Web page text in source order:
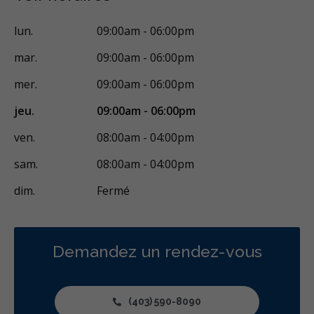
Urgence - Fins de semaine
Greffe osseuse
Implants dentaires
Extractions de dents et de dents de sagesse
Élévations sinusales
Invisalign
Voies respiratoires
Prévention des maladies des gencives
Traitement des maladies des gencives - non chirurgical
Frénectomie
Examens buccaux
Nettoyages dentaires
Scellants
Couronnes
Restaurations le jour-même
Gestion de l'anxiété dentaire
Sédation - orale
Anesthésie dent inividuelle (Wand)
lun.
09:00am - 06:00pm
mar.
09:00am - 06:00pm
mer.
09:00am - 06:00pm
jeu.
09:00am - 06:00pm
ven.
08:00am - 04:00pm
sam.
08:00am - 04:00pm
dim.
Fermé
Demandez un rendez-vous
(403) 590-8090